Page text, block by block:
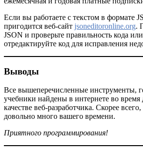
Если вы работаете с текстом в формате
пригодится веб-сайт jsoneditoronline.org.
JSON и проверьте правильность кода
отредактируйте код для исправления
Выводы
Все вышеперечисленные инструменты,
учебники найдены в интернете во время
качестве веб-разработчика. Скорее
довольно много вашего времени.
Приятного программирования!